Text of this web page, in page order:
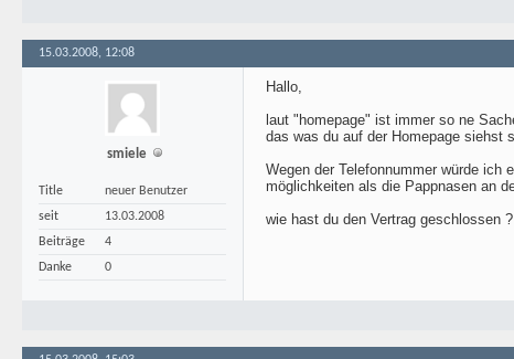
15.03.2008, 12:08
smiele
Title
neuer Benutzer
seit
13.03.2008
Beiträge
4
Danke
0
Hallo,
laut "homepage" ist immer so ne
das was du auf der Homepage siehst
Wegen der Telefonnummer würde
möglichkeiten als die Pappnasen an
wie hast du den Vertrag geschlossen